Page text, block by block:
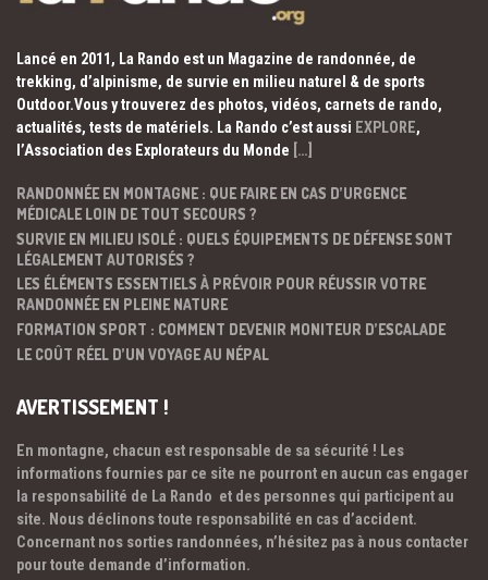
Lancé en 2011, La Rando est un Magazine de randonnée, de
trekking, d’alpinisme, de survie en milieu naturel & de sports
Outdoor.Vous y trouverez des photos, vidéos, carnets de rando,
actualités, tests de matériels. La Rando c’est aussi EXPLORE,
l’Association des Explorateurs du Monde […]
RANDONNÉE EN MONTAGNE : QUE FAIRE EN CAS D’URGENCE
MÉDICALE LOIN DE TOUT SECOURS ?
SURVIE EN MILIEU ISOLÉ : QUELS ÉQUIPEMENTS DE DÉFENSE SONT
LÉGALEMENT AUTORISÉS ?
LES ÉLÉMENTS ESSENTIELS À PRÉVOIR POUR RÉUSSIR VOTRE
RANDONNÉE EN PLEINE NATURE
FORMATION SPORT : COMMENT DEVENIR MONITEUR D’ESCALADE
LE COÛT RÉEL D’UN VOYAGE AU NÉPAL
AVERTISSEMENT !
En montagne, chacun est responsable de sa sécurité ! Les
informations fournies par ce site ne pourront en aucun cas engager
la responsabilité de La Rando et des personnes qui participent au
site. Nous déclinons toute responsabilité en cas d’accident.
Concernant nos sorties randonnées, n’hésitez pas à nous contacter
pour toute demande d’information.